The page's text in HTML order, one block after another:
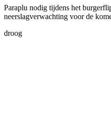
Paraplu nodig tijdens het
neerslagverwachting voor de
droog